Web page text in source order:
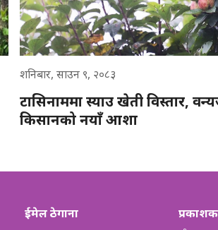
शनिबार, साउन ९, २०८३
टासिनाममा स्याउ खेती विस्तार,
किसानको नयाँ आशा
ईमेल ठेगाना